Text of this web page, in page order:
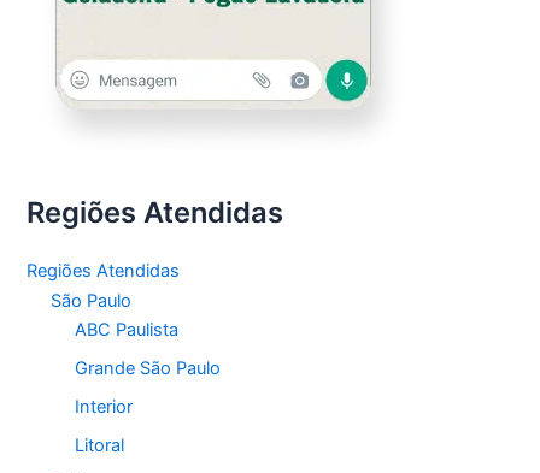
Regiões Atendidas
Regiões Atendidas
São Paulo
ABC Paulista
Grande São Paulo
Interior
Litoral